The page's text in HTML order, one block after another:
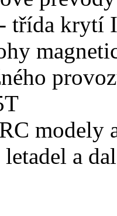
třída krytí
modely
a